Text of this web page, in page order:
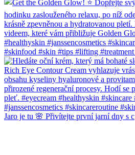
Jaro je tu 🌸 Přivítejte první jarní dny s c